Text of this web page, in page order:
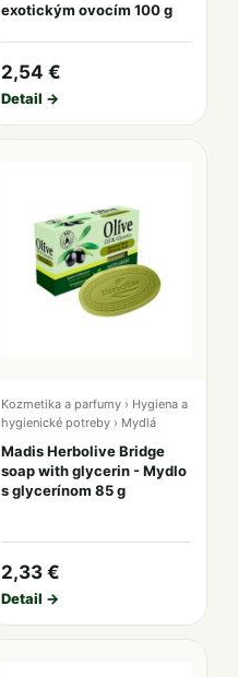
exotickým ovocím 100 g
2,54 €
Detail →
Kozmetika a parfumy › Hygiena a
hygienické potreby › Mydlá
Madis Herbolive Bridge
soap with glycerin - Mydlo
s glycerínom 85 g
2,33 €
Detail →